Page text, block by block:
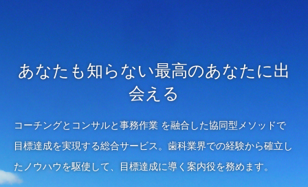
あなたも知らない最高のあなたに出
会える
コーチングとコンサルと事務作業 を融合した協同型メソッドで
目標達成を実現する総合サービス。歯科業界での経験から確立し
たノウハウを駆使して、目標達成に導く案内役を務めます。